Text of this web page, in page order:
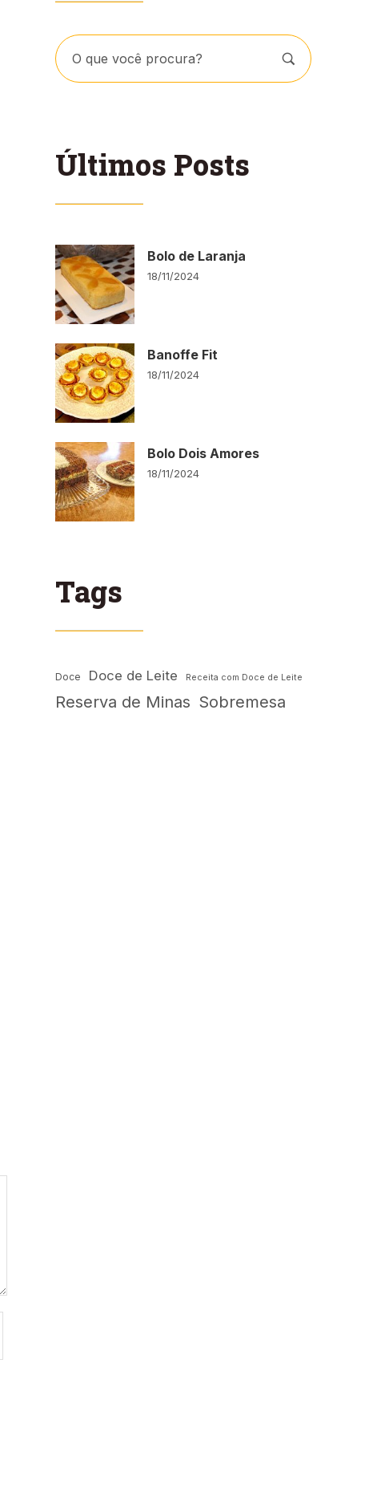
Últimos Posts
Bolo de Laranja
18/11/2024
Banoffe Fit
18/11/2024
Bolo Dois Amores
18/11/2024
Tags
Doce Doce de Leite Receita com Doce de Leite
Reserva de Minas Sobremesa